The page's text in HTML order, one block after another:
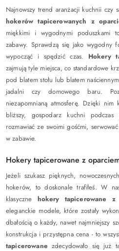
Najnowszy trend aranżacji kuchnii czy
hokerów tapicerowanych z
miękkimi i wygodnymi poduszkami
zabawy. Sprawdzą się jako wygodny
wypocząć i spędzić czas. Hokery
zajmują tyle miejsca, co standardowe
pod blatem stołu lub blatem
jadalni czy domowego baru.
niezapomnianą atmosferę. Dzięki nim
bliższy, gospodarz kuchni podczas
rozmawiać ze swoimi gośćmi,
w zabawie.
Hokery tapicerowane z
Jeżeli szukasz pięknych,
hokerów, to doskonale trafiłeś. W
klasyczne hokery tapicerowane z
eleganckie modele, które zostały
dbałością o każdy, nawet najmniejszy
konstrukcja i przystępna cena - to
tapicerowanezdecydowało się już